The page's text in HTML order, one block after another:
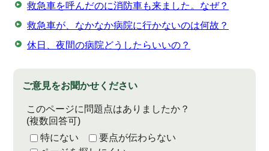
救急車を呼んだのに消防車も来ました。なぜ？
救急車が、なかなか病院に行かないのは何故？
休日、夜間の病院どうしたらいいの？
ご意見をお聞かせください
このページに問題点はありましたか？
(複数回答可)
特にない
要点が伝わらない